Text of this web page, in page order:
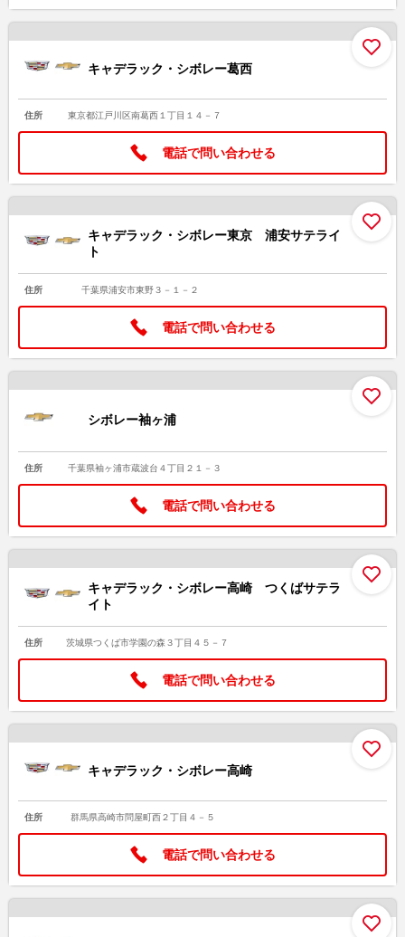
キャデラック・シボレー葛西
住所 東京都江戸川区南葛西１丁目１４－７
電話で問い合わせる
キャデラック・シボレー東京 浦安サテライ
ト
住所 千葉県浦安市東野３－１－２
電話で問い合わせる
シボレー袖ヶ浦
住所 千葉県袖ヶ浦市蔵波台４丁目２１－３
電話で問い合わせる
キャデラック・シボレー高崎 つくばサテラ
イト
住所 茨城県つくば市学園の森３丁目４５－７
電話で問い合わせる
キャデラック・シボレー高崎
住所 群馬県高崎市問屋町西２丁目４－５
電話で問い合わせる